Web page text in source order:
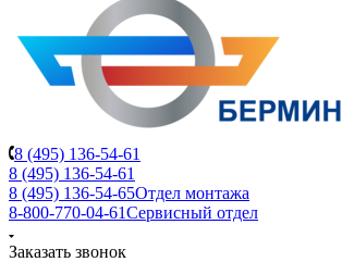
8 (495) 136-54-61
8 (495) 136-54-61
8 (495) 136-54-65Отдел монтажа
8-800-770-04-61Сервисный отдел
Заказать звонок